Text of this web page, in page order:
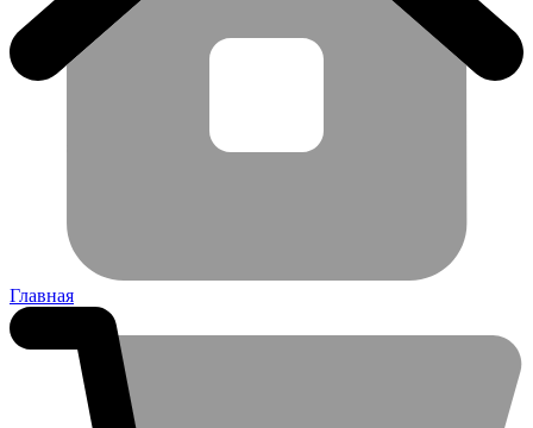
Главная